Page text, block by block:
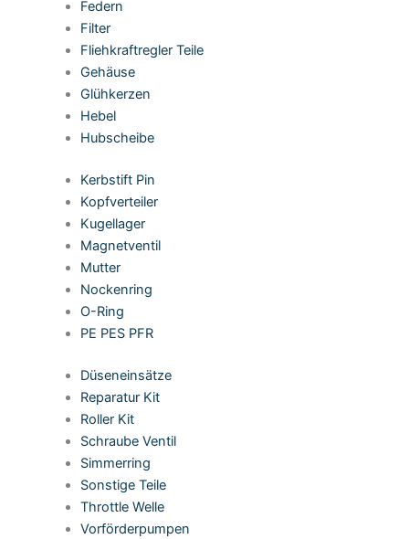
Federn
Filter
Fliehkraftregler Teile
Gehäuse
Glühkerzen
Hebel
Hubscheibe
Kerbstift Pin
Kopfverteiler
Kugellager
Magnetventil
Mutter
Nockenring
O-Ring
PE PES PFR
Düseneinsätze
Reparatur Kit
Roller Kit
Schraube Ventil
Simmerring
Sonstige Teile
Throttle Welle
Vorförderpumpen